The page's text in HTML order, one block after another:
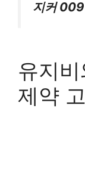
지커 009
유지
제약